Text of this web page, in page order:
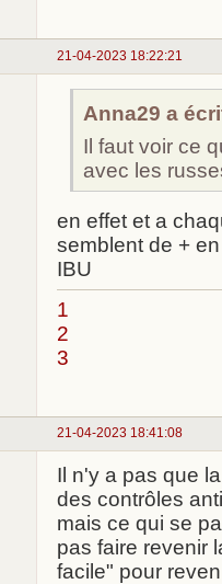
21-04-2023 18:22:21
Anna29 a
Il faut voir ce
avec les
en effet et a
semblent de +
IBU
1
2
3
21-04-2023 18:41:08
Il n'y a pas que
des contrôles
mais ce qui se
pas faire revenir
facile" pour